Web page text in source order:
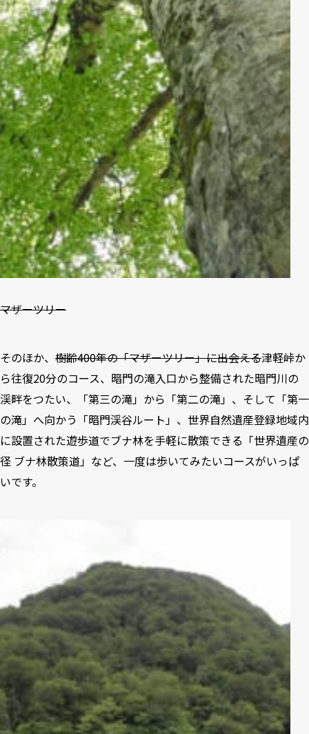
マザーツリー
そのほか、 樹齢400年の「マザーツリー」に出会える津軽峠か
ら往復20分のコース、暗門の滝入口から整備された暗門川の
渓畔をつたい、「第三の滝」から「第二の滝」、そして「第一
の滝」へ向かう「暗門渓谷ルート」、世界自然遺産登録地域内
に設置された遊歩道でブナ林を手軽に散策できる「世界遺産の
径 ブナ林散策道」など、一度は歩いてみたいコースがいっぱ
いです。